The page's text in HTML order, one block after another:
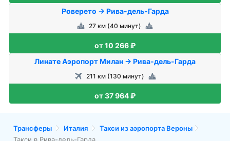
Роверето → Рива-дель-Гарда
27 км (40 минут)
от 10 266 ₽
Линате Аэропорт Милан → Рива-дель-Гарда
211 км (130 минут)
от 37 964 ₽
Трансферы Италия
Такси из аэропорта Вероны
Такси в Рива-дель-Гарда